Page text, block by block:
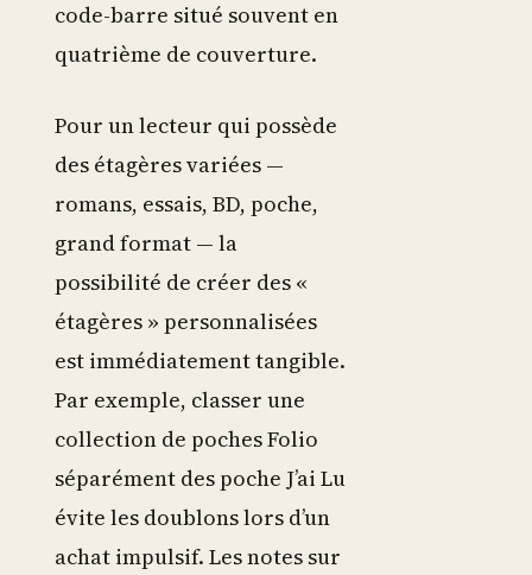
code-barre situé souvent en
quatrième de couverture.
Pour un lecteur qui possède
des étagères variées —
romans, essais, BD, poche,
grand format — la
possibilité de créer des «
étagères » personnalisées
est immédiatement tangible.
Par exemple, classer une
collection de poches Folio
séparément des poche J’ai Lu
évite les doublons lors d’un
achat impulsif. Les notes sur